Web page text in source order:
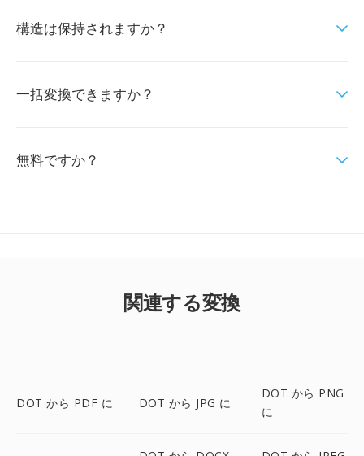
構造は保持されますか？
一括変換できますか？
無料ですか？
関連する変換
DOT から PDF に DOT から JPG に
DOT から PNG
に